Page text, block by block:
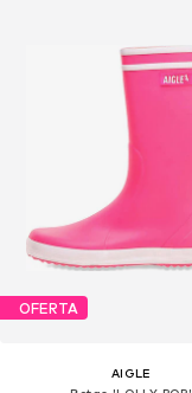
OFERTA
AIGLE